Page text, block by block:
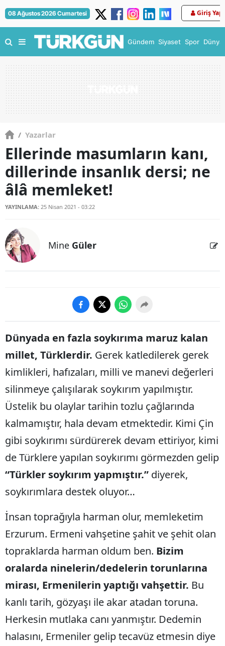
08 Ağustos 2026 Cumartesi Giriş Yap
Gündem Siyaset Spor Dünya
/ Yazarlar
Ellerinde masumların kanı,
dillerinde insanlık dersi; ne
âlâ memleket!
YAYINLAMA: 25 Nisan 2021 - 03:22
Mine Güler
Dünyada en fazla soykırıma maruz kalan
millet, Türklerdir. Gerek katledilerek gerek
kimlikleri, hafızaları, milli ve manevi değerleri
silinmeye çalışılarak soykırım yapılmıştır.
Üstelik bu olaylar tarihin tozlu çağlarında
kalmamıştır, hala devam etmektedir. Kimi Çin
gibi soykırımı sürdürerek devam ettiriyor, kimi
de Türklere yapılan soykırımı görmezden gelip
“Türkler soykırım yapmıştır.” diyerek,
soykırımlara destek oluyor…
İnsan toprağıyla harman olur, memleketim
Erzurum. Ermeni vahşetine şahit ve şehit olan
topraklarda harman oldum ben. Bizim
oralarda ninelerin/dedelerin torunlarına
mirası, Ermenilerin yaptığı vahşettir. Bu
kanlı tarih, gözyaşı ile akar atadan toruna.
Herkesin mutlaka canı yanmıştır. Dedemin
halasını, Ermeniler gelip tecavüz etmesin diye